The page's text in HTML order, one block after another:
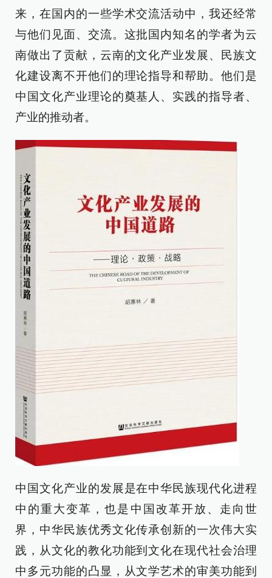
来，在国内的一些学术交流活动中，我还经常
与他们见面、交流。这批国内知名的学者为云
南做出了贡献，云南的文化产业发展、民族文
化建设离不开他们的理论指导和帮助。他们是
中国文化产业理论的奠基人、实践的指导者、
产业的推动者。
中国文化产业的发展是在中华民族现代化进程
中的重大变革，也是中国改革开放、走向世
界，中华民族优秀文化传承创新的一次伟大实
践，从文化的教化功能到文化在现代社会治理
中多元功能的凸显，从文学艺术的审美功能到